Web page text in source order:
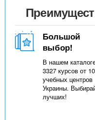
Большой
выбор!
В нашем
3327 курсов от
учебных центров
Украины.
лучших!